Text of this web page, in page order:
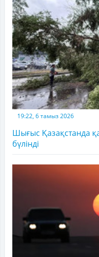
19:22, 6 тамыз 2026
Шығыс Қазақстанда
бүлінді